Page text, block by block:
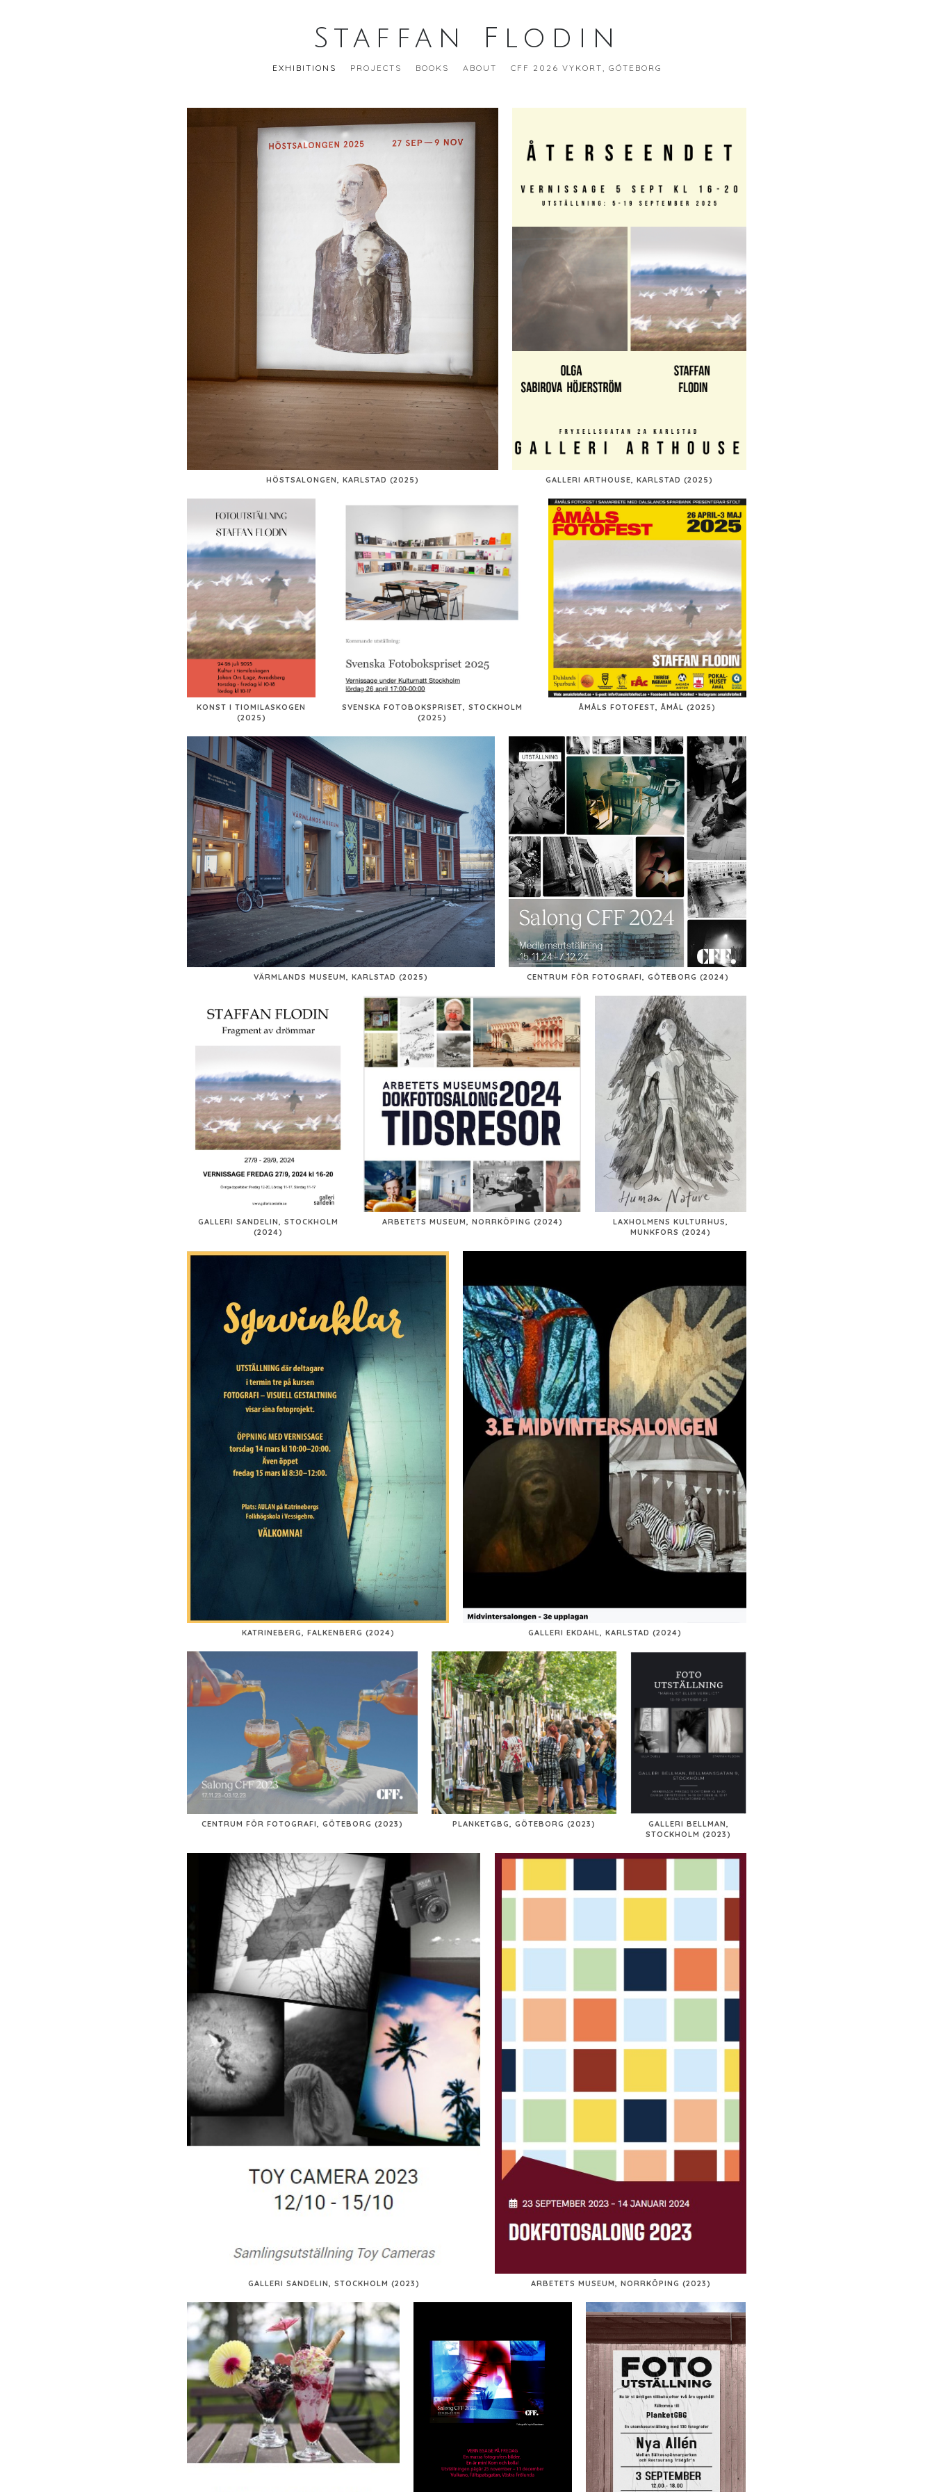
Staffan Flodin
EXHIBITIONS PROJECTS BOOKS ABOUT CFF 2026 VYKORT, GÖTEBORG
HÖSTSALONGEN, KARLSTAD (2025) GALLERI ARTHOUSE, KARLSTAD (2025)
KONST I TIOMILASKOGEN
(2025)
SVENSKA FOTOBOKSPRISET, STOCKHOLM
(2025)
ÅMÅLS FOTOFEST, ÅMÅL (2025)
VÄRMLANDS MUSEUM, KARLSTAD (2025) CENTRUM FÖR FOTOGRAFI, GÖTEBORG (2024)
GALLERI SANDELIN, STOCKHOLM
(2024)
ARBETETS MUSEUM, NORRKÖPING (2024)
LAXHOLMENS KULTURHUS,
MUNKFORS (2024)
KATRINEBERG, FALKENBERG (2024) GALLERI EKDAHL, KARLSTAD (2024)
CENTRUM FÖR FOTOGRAFI, GÖTEBORG (2023) PLANKETGBG, GÖTEBORG (2023)
GALLERI BELLMAN,
STOCKHOLM (2023)
GALLERI SANDELIN, STOCKHOLM (2023) ARBETETS MUSEUM, NORRKÖPING (2023)